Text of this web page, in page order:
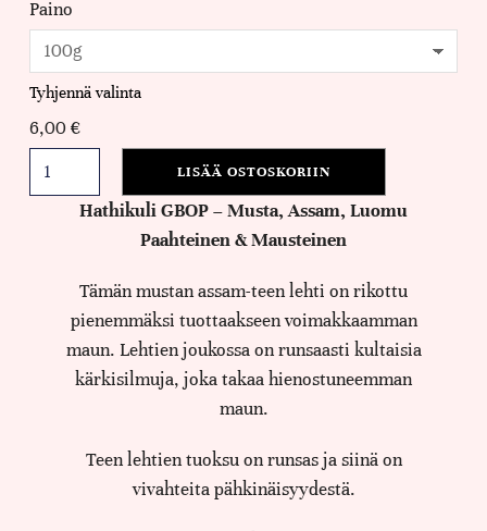
Paino
Tyhjennä valinta
6,00€
LISÄÄ OSTOSKORIIN
Hathikuli GBOP – Musta, Assam, Luomu
Paahteinen & Mausteinen
Tämän mustan assam-teen lehti on rikottu
pienemmäksi tuottaakseen voimakkaamman
maun. Lehtien joukossa on runsaasti kultaisia
kärkisilmuja, joka takaa hienostuneemman
maun.
Teen lehtien tuoksu on runsas ja siinä on
vivahteita pähkinäisyydestä.